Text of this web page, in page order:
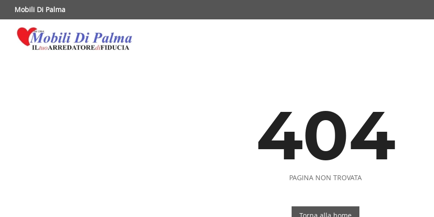
Mobili Di Palma
404
PAGINA NON TROVATA